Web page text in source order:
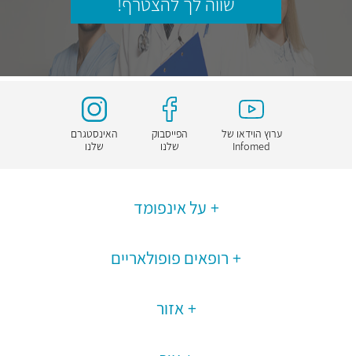
ערוץ הוידאו של
Infomed
הפייסבוק
שלנו
האינסטגרם
שלנו
על אינפומד
רופאים פופולאריים
אזור